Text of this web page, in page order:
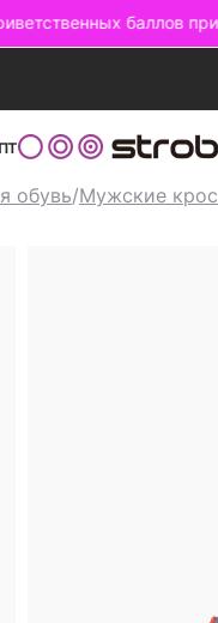
баллов при
обувь/Мужские